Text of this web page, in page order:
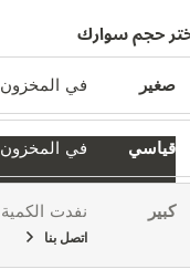
حجم سوارك
صغير في المخزون
قياسي في المخزون
كبير نفدت الكمية
اتصل بنا